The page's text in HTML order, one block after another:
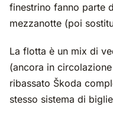
finestrino fanno parte
mezzanotte (poi
La flotta è un mix di
(ancora in
ribassato Škoda
stesso sistema di